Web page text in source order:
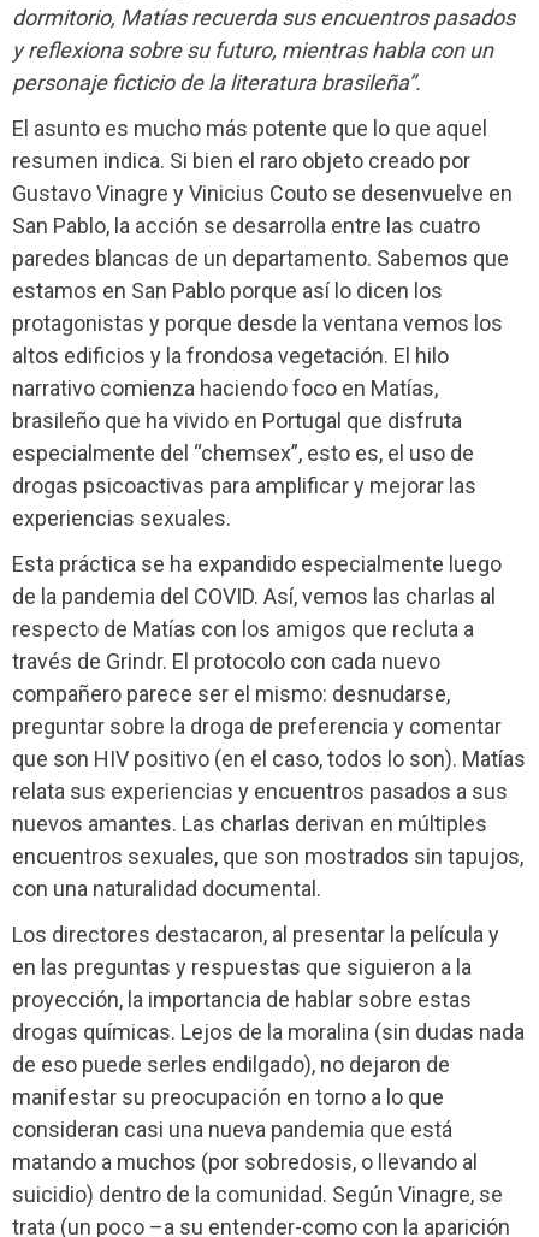
dormitorio, Matías recuerda sus encuentros pasados
y reflexiona sobre su futuro, mientras habla con un
personaje ficticio de la literatura brasileña”.
El asunto es mucho más potente que lo que aquel
resumen indica. Si bien el raro objeto creado por
Gustavo Vinagre y Vinicius Couto se desenvuelve en
San Pablo, la acción se desarrolla entre las cuatro
paredes blancas de un departamento. Sabemos que
estamos en San Pablo porque así lo dicen los
protagonistas y porque desde la ventana vemos los
altos edificios y la frondosa vegetación. El hilo
narrativo comienza haciendo foco en Matías,
brasileño que ha vivido en Portugal que disfruta
especialmente del “chemsex”, esto es, el uso de
drogas psicoactivas para amplificar y mejorar las
experiencias sexuales.
Esta práctica se ha expandido especialmente luego
de la pandemia del COVID. Así, vemos las charlas al
respecto de Matías con los amigos que recluta a
través de Grindr. El protocolo con cada nuevo
compañero parece ser el mismo: desnudarse,
preguntar sobre la droga de preferencia y comentar
que son HIV positivo (en el caso, todos lo son). Matías
relata sus experiencias y encuentros pasados a sus
nuevos amantes. Las charlas derivan en múltiples
encuentros sexuales, que son mostrados sin tapujos,
con una naturalidad documental.
Los directores destacaron, al presentar la película y
en las preguntas y respuestas que siguieron a la
proyección, la importancia de hablar sobre estas
drogas químicas. Lejos de la moralina (sin dudas nada
de eso puede serles endilgado), no dejaron de
manifestar su preocupación en torno a lo que
consideran casi una nueva pandemia que está
matando a muchos (por sobredosis, o llevando al
suicidio) dentro de la comunidad. Según Vinagre, se
trata (un poco –a su entender-como con la aparición